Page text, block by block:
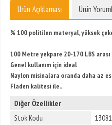
Ürün Açıklaması Ürün
% 100 politilen materyal, yüksek
100 Metre yekpare 20-170 LBS
Genel kullanım için ideal
Naylon misinalara oranda daha az
Fladen kalitesi ile..
Diğer Özellikler
Stok Kodu